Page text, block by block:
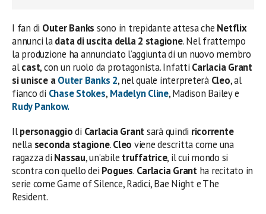
I fan di Outer Banks sono in trepidante attesa che Netflix
annunci ladata di uscita della 2 stagione. Nel frattempo
la produzione ha annunciato l’aggiunta di un nuovo membro
alcast, con un ruolo da protagonista. Infatti Carlacia Grant
si unisce aOuter Banks 2, nel quale interpreterà Cleo, al
fianco di Chase Stokes, Madelyn Cline, Madison Bailey e
Rudy Pankow.
Ilpersonaggiodi Carlacia Grantsarà quindi ricorrente
nella seconda stagione.Cleo viene descritta come una
ragazza di Nassau, un’abile truffatrice, il cui mondo si
scontra con quello dei Pogues. Carlacia Grantha recitato in
serie come Game of Silence, Radici, Bae Night e The
Resident.